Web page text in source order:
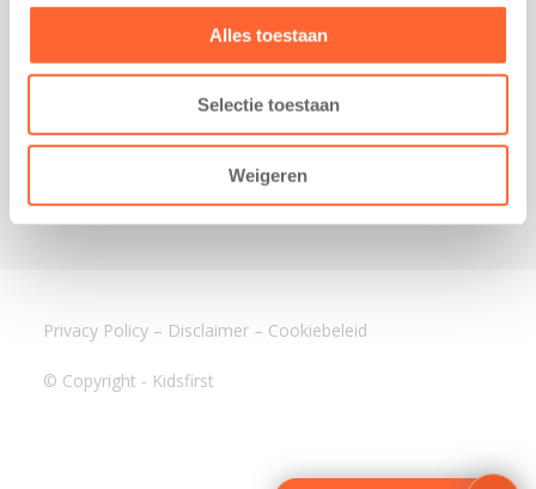
Alles toestaan
Selectie toestaan
Weigeren
Lauwers 4
088-0350400
© Copyright - Kidsfirst
Privacy Policy – Disclaimer – Cookiebeleid